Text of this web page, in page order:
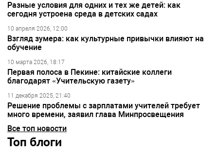
Разные условия для одних и тех же детей: как
сегодня устроена среда в детских садах
10 апреля 2026, 12:00
Взгляд зумера: как культурные привычки влияют на
обучение
10 марта 2026, 18:17
Первая полоса в Пекине: китайские коллеги
благодарят «Учительскую газету»
11 декабря 2025, 21:40
Решение проблемы с зарплатами учителей требует
много времени, заявил глава Минпросвещения
Все топ новости
Топ блоги